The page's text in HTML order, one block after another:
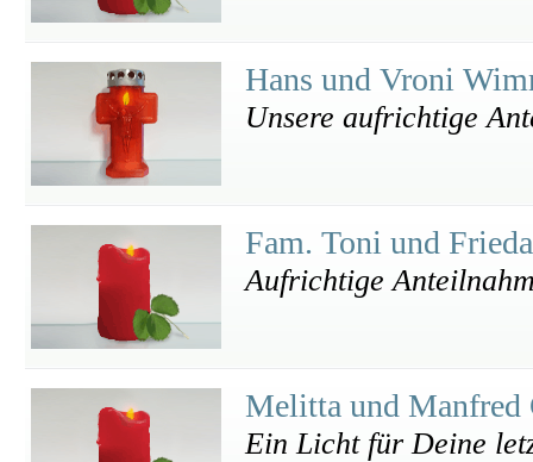
Hans und Vroni
Unsere aufrichtige
Fam. Toni und
Aufrichtige
Melitta und Manfred
Ein Licht für Deine